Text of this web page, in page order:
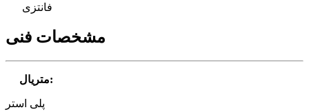
فانتزی
مشخصات فنی
متریال:
پلی استر